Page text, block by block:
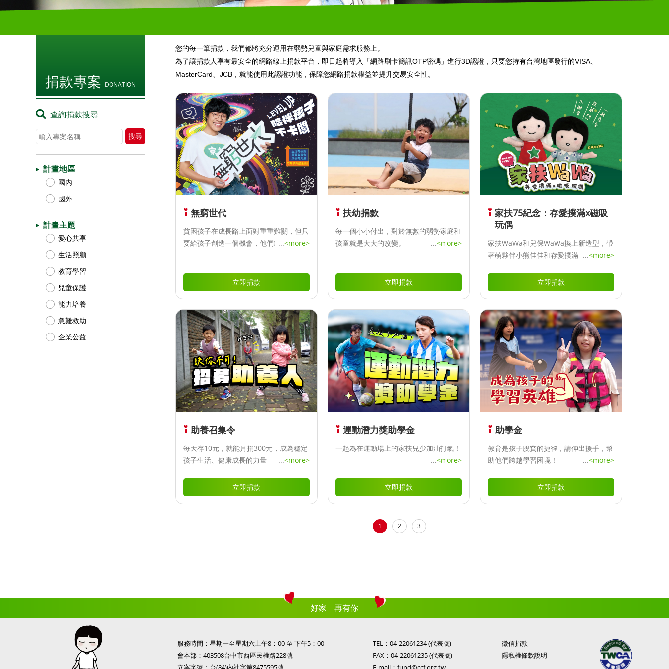
捐款專案 DONATION
查詢捐款搜尋
計畫地區
國內
國外
計畫主題
愛心共享
生活照顧
教育學習
兒童保護
能力培養
急難救助
企業公益
您的每一筆捐款，我們都將充分運用在弱勢兒童與家庭需求服務上。
為了讓捐款人享有最安全的網路線上捐款平台，即日起將導入「網路刷卡簡訊OTP密碼」進行3D認證，只要您持有台灣地區發行的VISA、
MasterCard、JCB，就能使用此認證功能，保障您網路捐款權益並提升交易安全性。
無窮世代
貧困孩子在成長路上面對重重難關，但只
要給孩子創造一個機會，他們就能夠繼續
...<more>
立即捐款
扶幼捐款
每一個小小付出，對於無數的弱勢家庭和
孩童就是大大的改變。
...<more>
立即捐款
家扶75紀念：存愛撲滿x磁吸
玩偶
家扶WaWa和兒保WaWa換上新造型，帶
著萌夥伴小熊佳佳和存愛撲滿，一起熱鬧
...<more>
立即捐款
助養召集令
每天存10元，就能月捐300元，成為穩定
孩子生活、健康成長的力量
...<more>
立即捐款
運動潛力獎助學金
一起為在運動場上的家扶兒少加油打氣！
...<more>
立即捐款
助學金
教育是孩子脫貧的捷徑，請伸出援手，幫
助他們跨越學習困境！
...<more>
立即捐款
1 2 3
好家 再有你
服務時間：星期一至星期六上午8：00 至 下午5：00
會本部： 403508台中市西區民權路228號
立案字號：台(84)內社字第8475595號
TEL： 04-22061234(代表號)
FAX：04-22061235 (代表號)
E-mail： fund@ccf.org.tw
徵信捐款
隱私權條款說明